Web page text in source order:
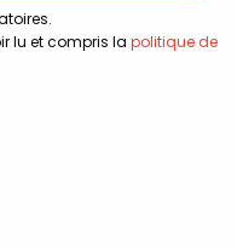
lu et compris la politique de